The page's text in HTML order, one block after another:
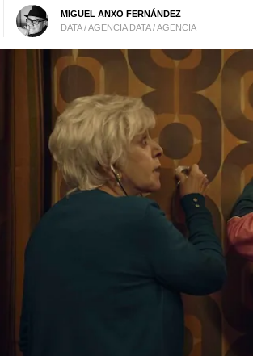
MIGUEL ANXO FERNÁNDEZ
DATA / AGENCIA DATA / AGENCIA